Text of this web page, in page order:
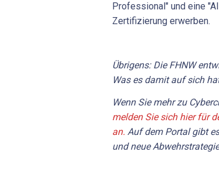
Professional" und eine
Zertifizierung erwerben.
Übrigens: Die FHNW
Was es damit auf sich
Wenn Sie mehr zu
melden Sie sich hier für
an. Auf dem Portal gibt
und neue